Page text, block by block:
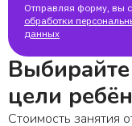
Отправляя форму, вы
обработки
данных
цели
Стоимость занятия